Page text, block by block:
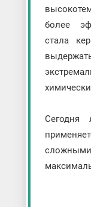
более
стала
Сегодня